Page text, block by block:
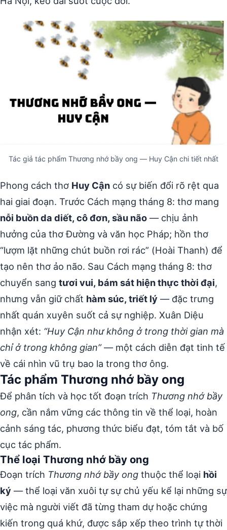
Tác giả tác phẩm Thương nhớ bầy ong — Huy Cận chi tiết nhất
Phong cách thơ Huy Cận có sự biến đổi rõ rệt qua
hai giai đoạn. Trước Cách mạng tháng 8: thơ mang
nỗi buồn da diết, cô đơn, sầu não — chịu ảnh
hưởng của thơ Đường và văn học Pháp; hồn thơ
“lượm lặt những chút buồn rơi rác” (Hoài Thanh) để
tạo nên thơ ảo não. Sau Cách mạng tháng 8: thơ
chuyển sang tươi vui, bám sát hiện thực thời đại,
nhưng vẫn giữ chất hàm súc, triết lý — đặc trưng
nhất quán xuyên suốt cả sự nghiệp. Xuân Diệu
nhận xét: “Huy Cận như không ở trong thời gian mà
chỉ ở trong không gian”— một cách diễn đạt tinh tế
về cái nhìn vũ trụ bao la trong thơ ông.
Tác phẩm Thương nhớ bầy ong
Để phân tích và học tốt đoạn trích Thương nhớ bầy
ong, cần nắm vững các thông tin về thể loại, hoàn
cảnh sáng tác, phương thức biểu đạt, tóm tắt và bố
cục tác phẩm.
Thể loại Thương nhớ bầy ong
Đoạn trích Thương nhớ bầy ong thuộc thể loại hồi
ký — thể loại văn xuôi tự sự chủ yếu kể lại những sự
việc mà người viết đã từng tham dự hoặc chứng
kiến trong quá khứ, được sắp xếp theo trình tự thời